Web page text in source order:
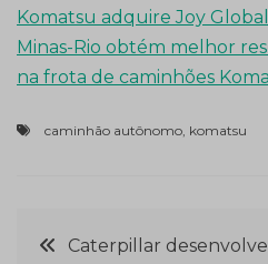
Komatsu adquire Joy Global
Minas-Rio obtém melhor
na frota de caminhões
caminhão autônomo, komatsu
Navegação
Caterpillar